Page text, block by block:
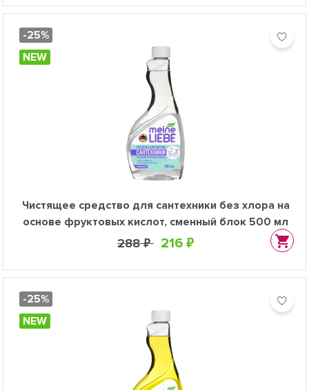
-25%
NEW
Чистящее средство для сантехники без хлора на
основе фруктовых кислот, сменный блок 500 мл
288 ₽ 216 ₽
-25%
NEW